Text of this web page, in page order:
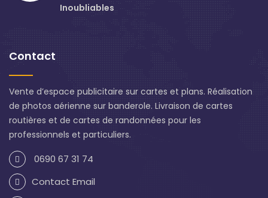
Inoubliables
Contact
Vente d’espace publicitaire sur cartes et plans. Réalisation
de photos aérienne sur banderole. Livraison de cartes
routières et de cartes de randonnées pour les
professionnels et particuliers.
0690 67 31 74
Contact Email